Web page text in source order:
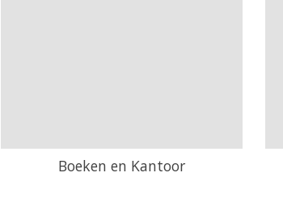
Boeken en Kantoor